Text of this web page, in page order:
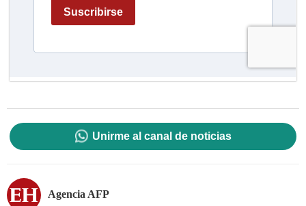
Unirme al canal de noticias
Agencia AFP